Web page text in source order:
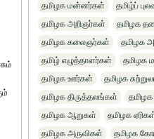
தமிழக மன்னர்கள்
தமிழ்ப்
தமிழக அறிஞர்கள்
தமிழக
தமிழக கலைஞர்கள்
தமிழக
தமிழ் எழுத்தாளர்கள்
தமிழக
தமிழக ஊர்கள்
தமிழக
தமிழக திருத்தலங்கள்
தமிழக ஆறுகள்
தமிழக
தமிழக அருவிகள்
தமிழக